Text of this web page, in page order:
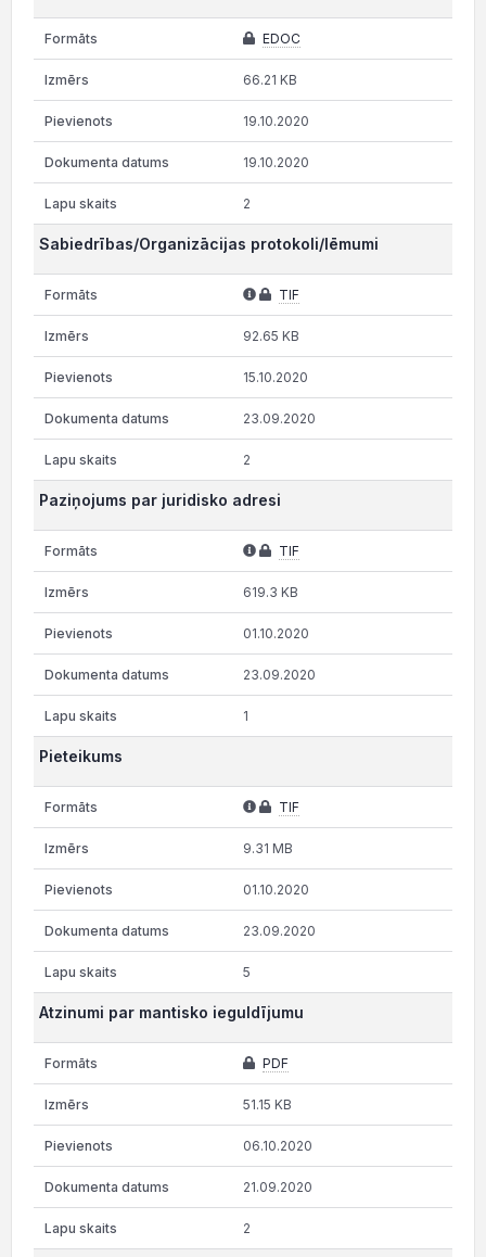
EDOC
66.21 KB
19.10.2020
19.10.2020
2
Sabiedrības/Organizācijas protokoli/lēmumi
TIF
92.65 KB
15.10.2020
23.09.2020
2
Paziņojums par juridisko adresi
TIF
619.3 KB
01.10.2020
23.09.2020
1
Pieteikums
TIF
9.31 MB
01.10.2020
23.09.2020
5
Atzinumi par mantisko ieguldījumu
PDF
51.15 KB
06.10.2020
21.09.2020
2